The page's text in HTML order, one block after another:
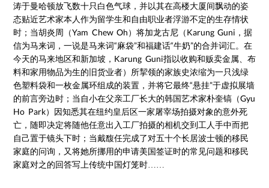
涛于曼哈顿放飞数十只白色气球，并以其在高楼大厦间飘动的姿
态贴近艺术家本人作为留学生和自由职业者浮游不定的生存情状
时；当胡炎周（Yam Chew Oh）将加龙古尼（Karung Guni，据
信为马来词，一说是马来词“麻袋”和福建话“牛奶”的合并词汇。在
今天的马来地区和新加坡，Karung Guni指以收购和贩卖金属、布
料和家用物品为生的旧货业者）所挈领的家族史浓缩为一只浅绿
色塑料袋和一枚金属环组成的装置，并将它最终“悬挂”于虚拟展墙
的前言旁边时；当自小在父亲工厂长大的韩国艺术家朴奎镐（Gyu
Ho Park）因知悉其在纽约皇后区一家屠宰场拍摄对象的意外死
亡，随即决定将随他任意出入工厂拍摄的相机交到工人手中而把
自己置于镜头下时；当戴馥任完成了对五十个长居波士顿的移民
家庭的问询，又将她所挪用的申请美国签证时的常见问题和移民
家庭对之的回答写上传统中国灯笼时……